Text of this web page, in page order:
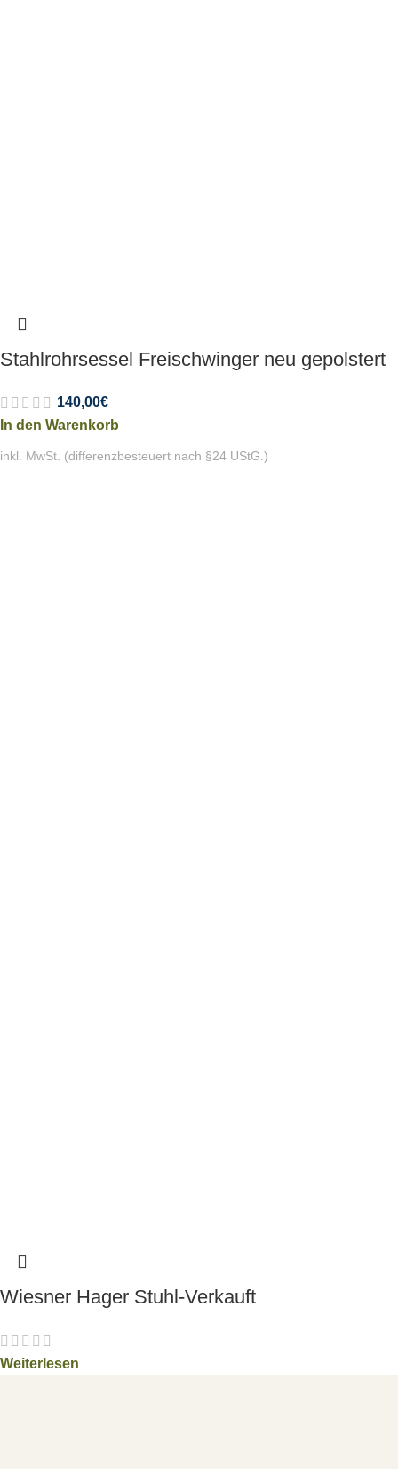
Stahlrohrsessel Freischwinger neu gepolstert
140,00€
In den Warenkorb
inkl. MwSt. (differenzbesteuert nach §24 UStG.)
Wiesner Hager Stuhl-Verkauft
Weiterlesen